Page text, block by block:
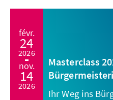
févr.
24
2026
nov.
14
2026
Masterclass
Ihr Weg ins